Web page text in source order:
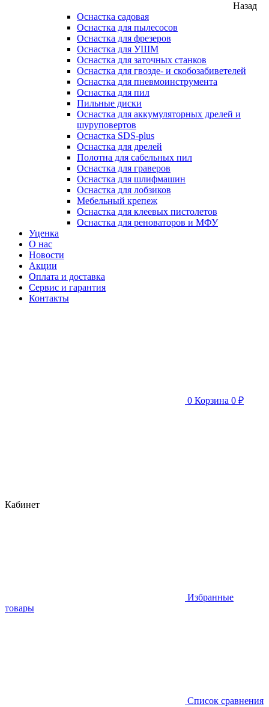
Назад
Оснастка садовая
Оснастка для пылесосов
Оснастка для фрезеров
Оснастка для УШМ
Оснастка для заточных станков
Оснастка для гвозде- и скобозабиветелей
Оснастка для пневмоинструмента
Оснастка для пил
Пильные диски
Оснастка для аккумуляторных дрелей и
шуруповертов
Оснастка SDS-plus
Оснастка для дрелей
Полотна для сабельных пил
Оснастка для граверов
Оснастка для шлифмашин
Оснастка для лобзиков
Мебельный крепеж
Оснастка для клеевых пистолетов
Оснастка для реноваторов и МФУ
Уценка
О нас
Новости
Акции
Оплата и доставка
Сервис и гарантия
Контакты
0 Корзина 0 ₽
Кабинет
Избранные
товары
Список сравнения